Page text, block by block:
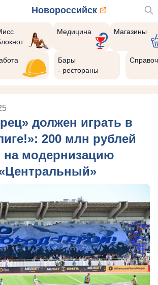
Новороссийск
Медицина Магазины
Бары
- рестораны
должен играть в
200 млн рублей
модернизацию